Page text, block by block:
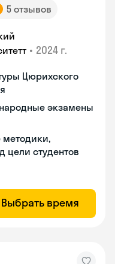
5 отзывов
• 2024 г.
Цюрихского
экзамены
методики,
цели студентов
Выбрать время